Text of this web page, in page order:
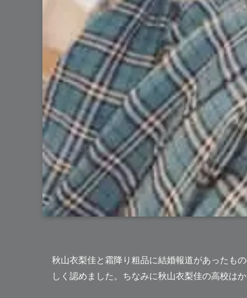
秋山衣梨佳と霜降り粗品に結婚報道があったも
しく認めました。ちなみに秋山衣梨佳の高校は